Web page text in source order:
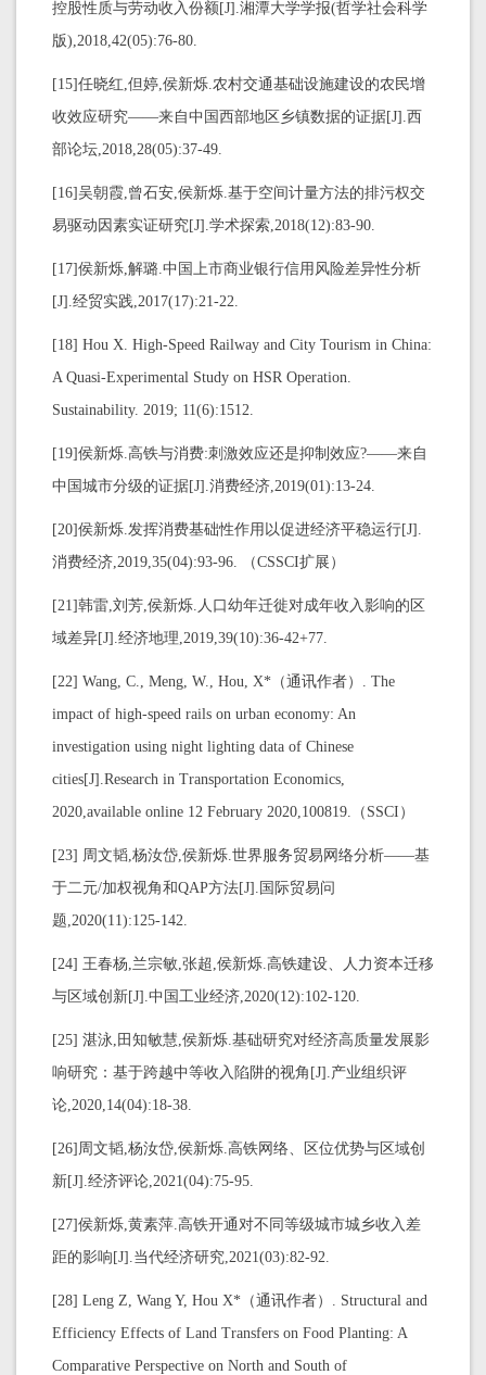
控股性质与劳动收入份额[J].湘潭大学学报(哲学社会科学
版),2018,42(05):76-80.
[15]任晓红,但婷,侯新烁.农村交通基础设施建设的农民增
收效应研究——来自中国西部地区乡镇数据的证据[J].西
部论坛,2018,28(05):37-49.
[16]吴朝霞,曾石安,侯新烁.基于空间计量方法的排污权交
易驱动因素实证研究[J].学术探索,2018(12):83-90.
[17]侯新烁,解璐.中国上市商业银行信用风险差异性分析
[J].经贸实践,2017(17):21-22.
[18] Hou X. High-Speed Railway and City Tourism in China:
A Quasi-Experimental Study on HSR Operation.
Sustainability. 2019; 11(6):1512.
[19]侯新烁.高铁与消费:刺激效应还是抑制效应?——来自
中国城市分级的证据[J].消费经济,2019(01):13-24.
[20]侯新烁.发挥消费基础性作用以促进经济平稳运行[J].
消费经济,2019,35(04):93-96. （CSSCI扩展）
[21]韩雷,刘芳,侯新烁.人口幼年迁徙对成年收入影响的区
域差异[J].经济地理,2019,39(10):36-42+77.
[22] Wang, C., Meng, W., Hou, X*（通讯作者）. The
impact of high-speed rails on urban economy: An
investigation using night lighting data of Chinese
cities[J].Research in Transportation Economics,
2020,available online 12 February 2020,100819.（SSCI）
[23] 周文韬,杨汝岱,侯新烁.世界服务贸易网络分析——基
于二元/加权视角和QAP方法[J].国际贸易问
题,2020(11):125-142.
[24] 王春杨,兰宗敏,张超,侯新烁.高铁建设、人力资本迁移
与区域创新[J].中国工业经济,2020(12):102-120.
[25] 湛泳,田知敏慧,侯新烁.基础研究对经济高质量发展影
响研究：基于跨越中等收入陷阱的视角[J].产业组织评
论,2020,14(04):18-38.
[26]周文韬,杨汝岱,侯新烁.高铁网络、区位优势与区域创
新[J].经济评论,2021(04):75-95.
[27]侯新烁,黄素萍.高铁开通对不同等级城市城乡收入差
距的影响[J].当代经济研究,2021(03):82-92.
[28] Leng Z, Wang Y, Hou X*（通讯作者）. Structural and
Efficiency Effects of Land Transfers on Food Planting: A
Comparative Perspective on North and South of